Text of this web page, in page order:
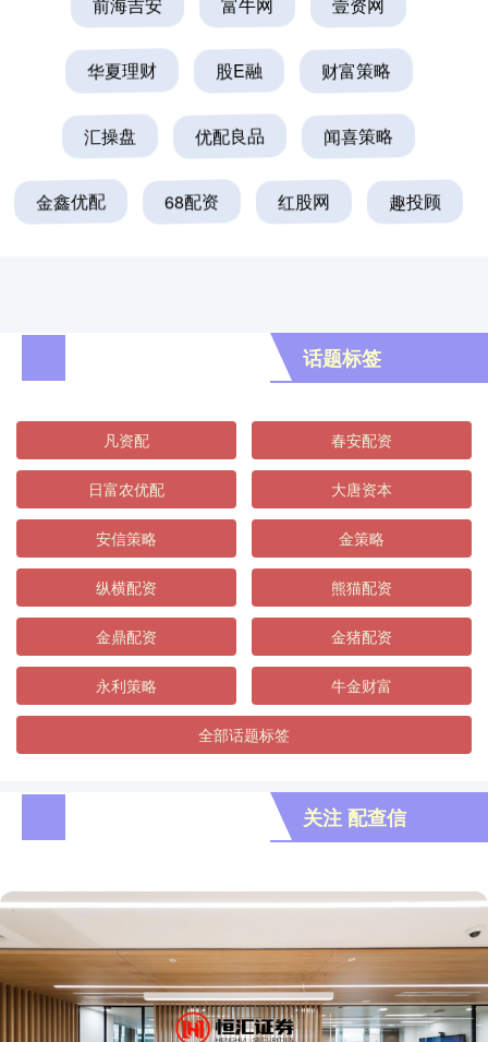
前海吉安 富牛网 壹资网
华夏理财 股E融 财富策略
汇操盘 优配良品 闻喜策略
金鑫优配 68配资 红股网 趣投顾
话题标签
凡资配 春安配资
日富农优配 大唐资本
安信策略 金策略
纵横配资 熊猫配资
金鼎配资 金猪配资
永利策略 牛金财富
全部话题标签
关注 配查信